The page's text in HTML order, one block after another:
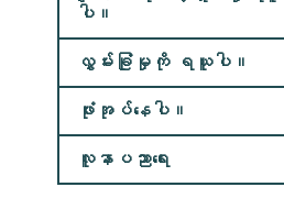
ပါ။
လွှမ်းခြုံမှုကို ရယူပါ။
ဖုံးအုပ်နေပါ။
လူနာပညာရေး